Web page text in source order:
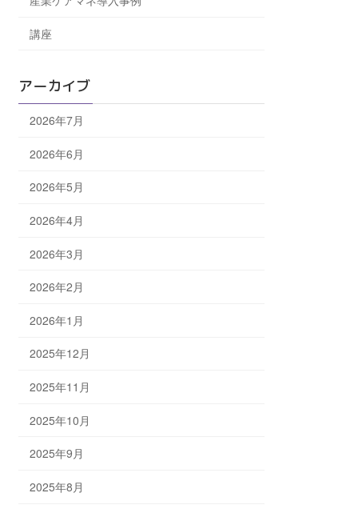
講座
アーカイブ
2026年7月
2026年6月
2026年5月
2026年4月
2026年3月
2026年2月
2026年1月
2025年12月
2025年11月
2025年10月
2025年9月
2025年8月